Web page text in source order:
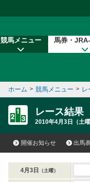
競馬メニュー 馬券・
ホーム > 競馬メニュー >
レース結果
2010年4月3日（土
開催お知らせ 出馬
4月3日 （土曜）